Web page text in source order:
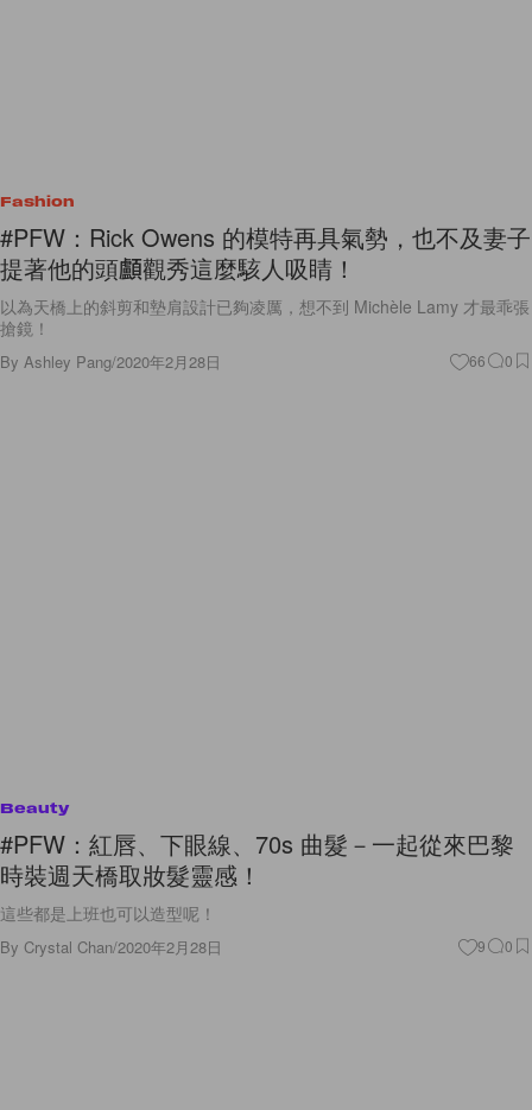
Fashion
#PFW：Rick Owens 的模特再具氣勢，也不及妻子
提著他的頭顱觀秀這麼駭人吸睛！
以為天橋上的斜剪和墊肩設計已夠凌厲，想不到 Michèle Lamy 才最乖張
搶鏡！
By Ashley Pang/2020年2月28日 66 0
Beauty
#PFW：紅唇、下眼線、70s 曲髮－一起從來巴黎
時裝週天橋取妝髮靈感！
這些都是上班也可以造型呢！
By Crystal Chan/2020年2月28日 9 0